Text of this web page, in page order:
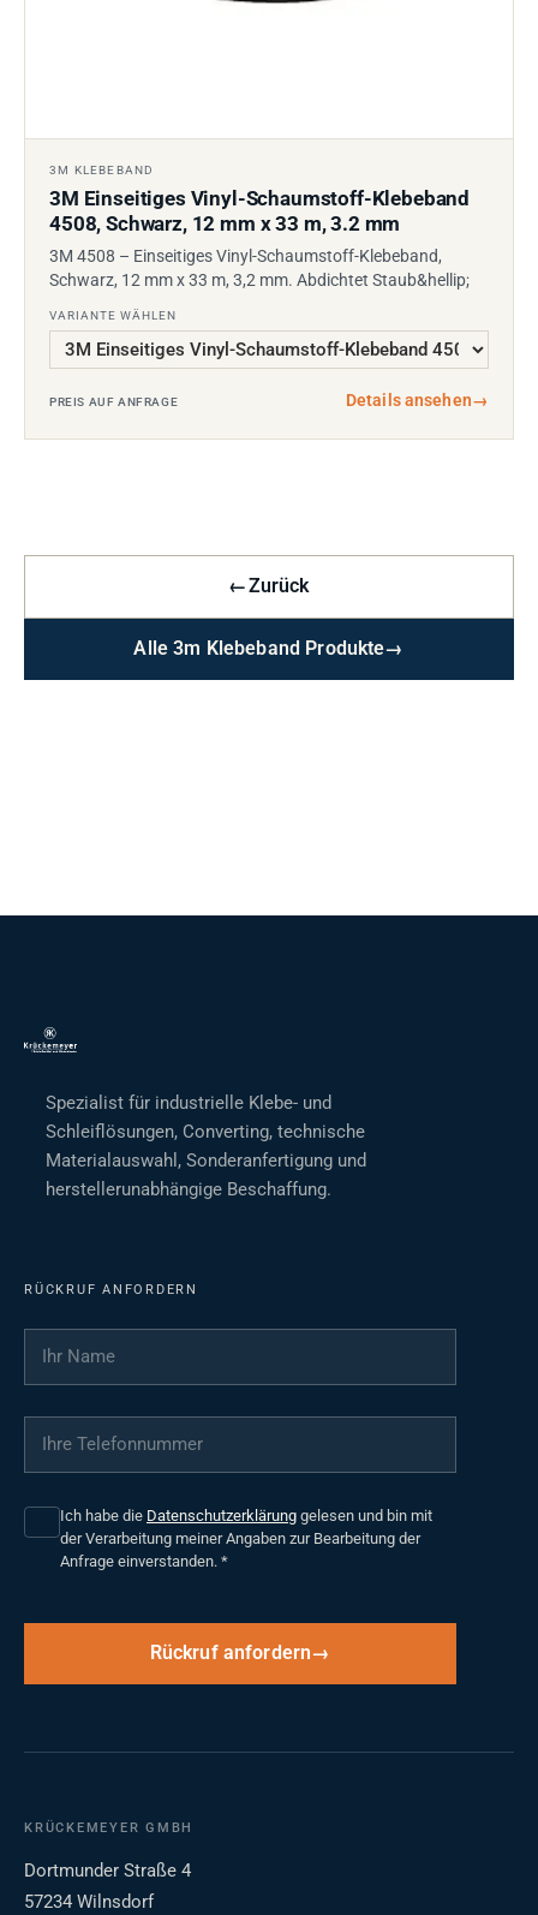
3M KLEBEBAND
3M Einseitiges Vinyl-Schaumstoff-Klebeband
4508, Schwarz, 12 mm x 33 m, 3.2 mm
3M 4508 – Einseitiges Vinyl-Schaumstoff-Klebeband,
Schwarz, 12 mm x 33 m, 3,2 mm. Abdichtet Staub&hellip;
VARIANTE WÄHLEN
PREIS AUF ANFRAGE Details ansehen→
←Zurück
Alle 3m Klebeband Produkte→
Spezialist für industrielle Klebe- und
Schleiflösungen, Converting, technische
Materialauswahl, Sonderanfertigung und
herstellerunabhängige Beschaffung.
RÜCKRUF ANFORDERN
Ihr Name
Ihre Telefonnummer
Ich habe die Datenschutzerklärung gelesen und bin mit
der Verarbeitung meiner Angaben zur Bearbeitung der
Anfrage einverstanden. *
Rückruf anfordern
KRÜCKEMEYER GMBH
Dortmunder Straße 4
57234 Wilnsdorf